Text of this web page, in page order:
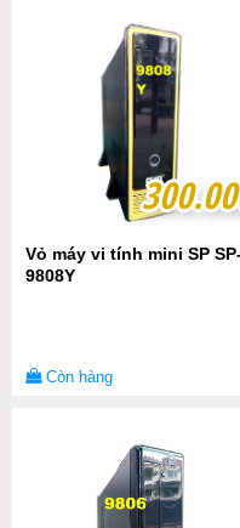
Vỏ máy vi tính mini SP
9808Y
Còn hàng